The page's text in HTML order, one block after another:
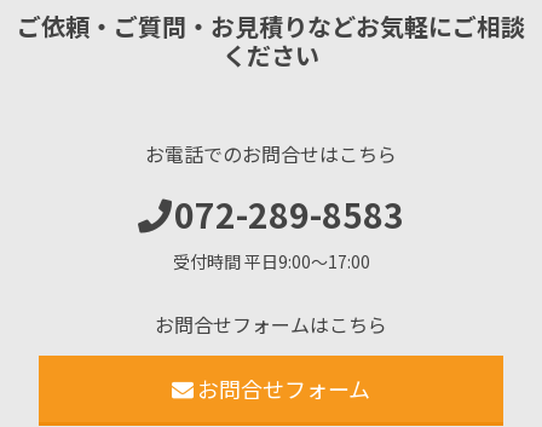
ご依頼・ご質問・お見積りなどお気軽にご相談
ください
お電話でのお問合せはこちら
072-289-8583
受付時間 平日9:00〜17:00
お問合せフォームはこちら
お問合せフォーム